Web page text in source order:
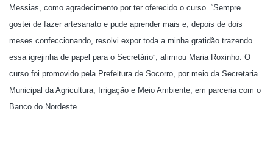
Messias, como agradecimento por ter oferecido o curso. “Sempre
gostei de fazer artesanato e pude aprender mais e, depois de dois
meses confeccionando, resolvi expor toda a minha gratidão trazendo
essa igrejinha de papel para o Secretário”, afirmou Maria Roxinho. O
curso foi promovido pela Prefeitura de Socorro, por meio da Secretaria
Municipal da Agricultura, Irrigação e Meio Ambiente, em parceria com o
Banco do Nordeste.